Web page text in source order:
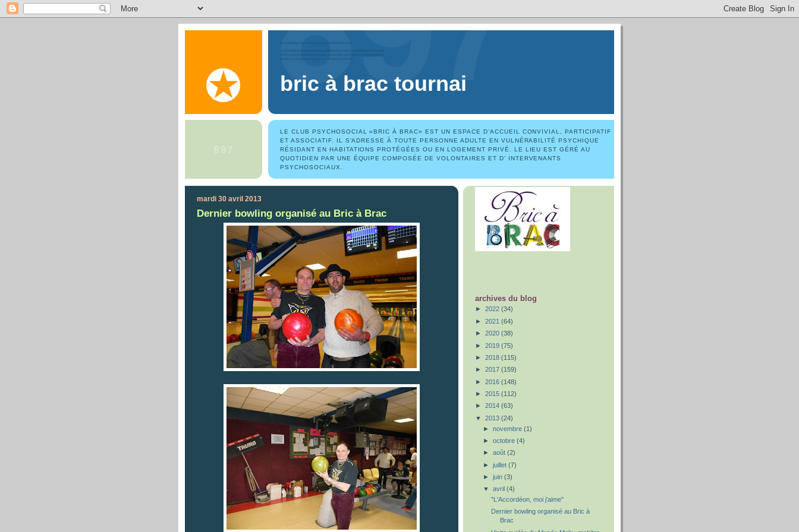
bric à brac tournai
LE CLUB PSYCHOSOCIAL «BRIC À BRAC» EST UN ESPACE D’ACCUEIL CONVIVIAL, PARTICIPATIF
ET ASSOCIATIF. IL S’ADRESSE À TOUTE PERSONNE ADULTE EN VULNÉRABILITÉ PSYCHIQUE
RÉSIDANT EN HABITATIONS PROTÉGÉES OU EN LOGEMENT PRIVÉ. LE LIEU EST GÉRÉ AU
QUOTIDIEN PAR UNE ÉQUIPE COMPOSÉE DE VOLONTAIRES ET D’ INTERVENANTS
PSYCHOSOCIAUX.
mardi 30 avril 2013
Dernier bowling organisé au Bric à Brac
archives du blog
► 2022 (34)
► 2021 (64)
► 2020 (38)
► 2019 (75)
► 2018 (115)
► 2017 (159)
► 2016 (148)
► 2015 (112)
► 2014 (63)
▼ 2013 (24)
► novembre (1)
► octobre (4)
► août (2)
► juillet (7)
► juin (3)
▼ avril (4)
"L'Accordéon, moi j'aime"
Dernier bowling organisé au Bric à
Brac